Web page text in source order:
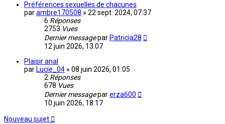
Préférences sexuelles de chacunes
parambre170508 » 22 sept. 2024, 07:37
6 Réponses
2753 Vues
Dernier messagepar Patricia28
12 juin 2026, 13:07
Plaisir anal
par Lucie_04 » 08 juin 2026, 01:05
2 Réponses
678 Vues
Dernier messageparerza600
10 juin 2026, 18:17
Nouveau sujet